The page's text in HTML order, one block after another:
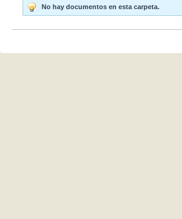
No hay documentos en esta carpeta.